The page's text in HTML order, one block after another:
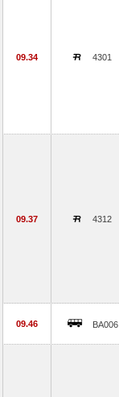
09.34 4301
09.37 4312
09.46 BA006